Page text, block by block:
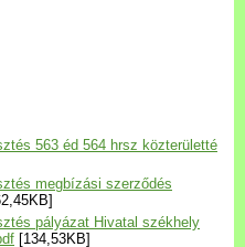
563 éd 564 hrsz közterületté
megbízási szerződés
pályázat Hivatal székhely
[134,53KB]